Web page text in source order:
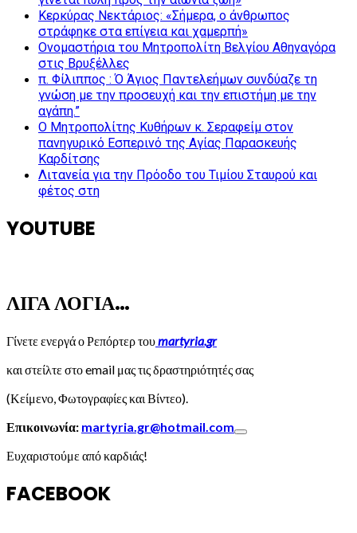
Κερκύρας Νεκτάριος: «Σήμερα, ο άνθρωπος
στράφηκε στα επίγεια και χαμερπή»
Ονομαστήρια του Μητροπολίτη Βελγίου Αθηναγόρα
στις Βρυξέλλες
π. Φίλιππος : Ό Άγιος Παντελεήμων συνδύαζε τη
γνώση με την προσευχή και την επιστήμη με την
αγάπη.”
Ο Μητροπολίτης Κυθήρων κ. Σεραφείμ στον
πανηγυρικό Εσπερινό της Αγίας Παρασκευής
Καρδίτσης
Λιτανεία για την Πρόοδο του Τιμίου Σταυρού και
φέτος στη
YOUTUBE
ΛΙΓΑ ΛΟΓΙΑ…
Γίνετε ενεργά ο Ρεπόρτερ τουmartyria.gr
και στείλτε στο email μας τις δραστηριότητές σας
(Κείμενο, Φωτογραφίες και Βίντεο).
Επικοινωνία: martyria.gr@hotmail.com
Ευχαριστούμε από καρδιάς!
FACEBOOK